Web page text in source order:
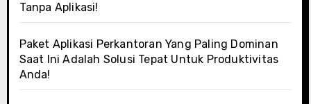
Tanpa Aplikasi!
Paket Aplikasi Perkantoran Yang Paling Dominan
Saat Ini Adalah Solusi Tepat Untuk Produktivitas
Anda!